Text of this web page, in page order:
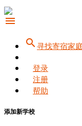
menu
search寻找寄宿家
登录
注册
帮助
添加新学校